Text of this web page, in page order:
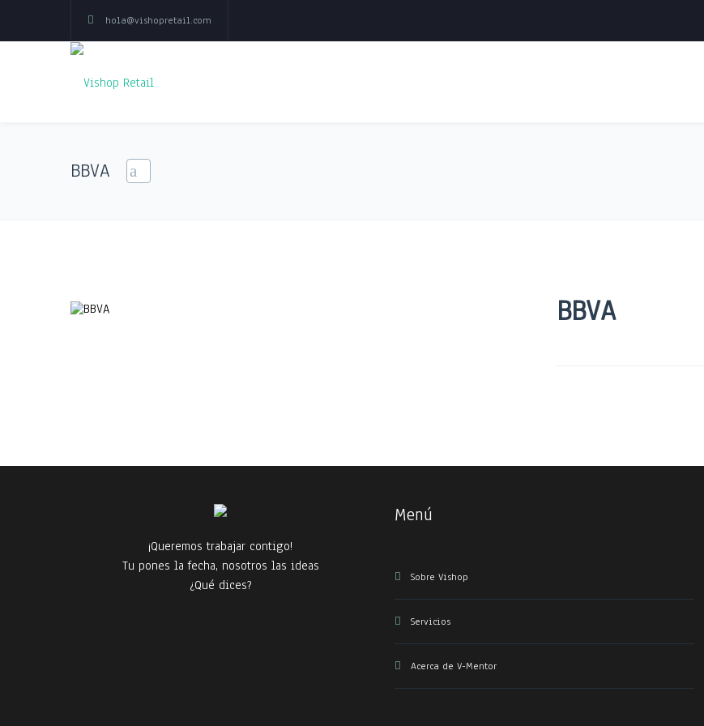
hola@vishopretail.com
BBVA
BBVA
¡Queremos trabajar contigo!
Tu pones la fecha, nosotros las ideas
¿Qué dices?
Menú
Sobre Vishop
Servicios
Acerca de V-Mentor